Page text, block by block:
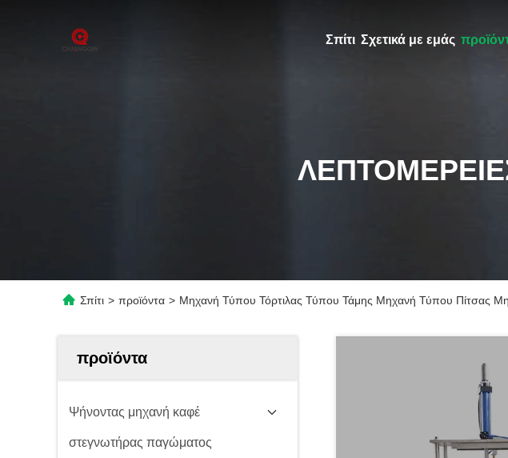
Σπίτι Σχετικά με εμάς
Σπίτι > προϊόντα > Μηχανή Τύπου Τόρτιλας Τύπου Τάμης Μηχανή Τύπου Πίτσας
προϊόντα
Ψήνοντας μηχανή καφέ
στεγνωτήρας παγώματος